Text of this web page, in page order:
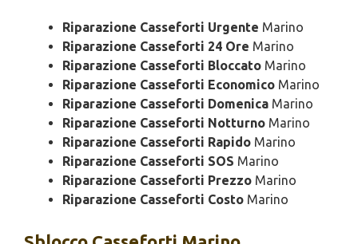
Riparazione Casseforti Urgente Marino
Riparazione Casseforti 24 Ore Marino
Riparazione Casseforti Bloccato Marino
Riparazione Casseforti Economico Marino
Riparazione Casseforti Domenica Marino
Riparazione Casseforti Notturno Marino
Riparazione Casseforti Rapido Marino
Riparazione Casseforti SOS Marino
Riparazione Casseforti Prezzo Marino
Riparazione Casseforti Costo Marino